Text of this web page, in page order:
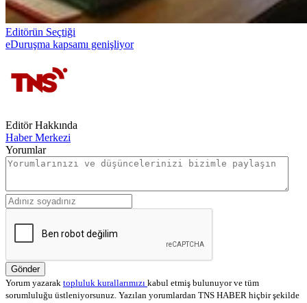
Editörün Seçtiği
eDuruşma kapsamı genişliyor
Editör Hakkında
Haber Merkezi
Yorumlar
Gönder
Yorum yazarak topluluk kurallarımızı kabul etmiş bulunuyor ve tüm
sorumluluğu üstleniyorsunuz. Yazılan yorumlardan TNS HABER hiçbir şekilde